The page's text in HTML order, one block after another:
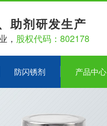
助剂研发生产
， 股权代码：802178
防闪锈剂 产品中心